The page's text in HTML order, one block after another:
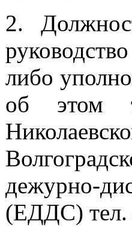
2.
либо
об этом
дежурно-
(ЕДДС) тел.